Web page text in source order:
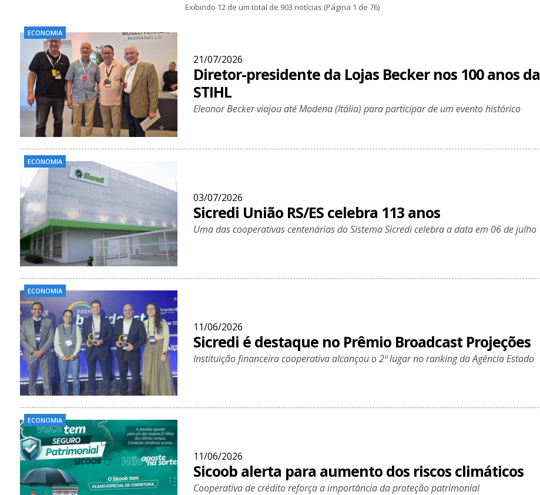
Exibindo 12 de um total de 903 notícias (Página 1 de 76)
ECONOMIA
21/07/2026
Diretor-presidente da Lojas Becker nos 100 anos da
STIHL
Eleonor Becker viajou até Modena (Itália) para participar de um evento histórico
ECONOMIA
03/07/2026
Sicredi União RS/ES celebra 113 anos
Uma das cooperativas centenárias do Sistema Sicredi celebra a data em 06 de julho
ECONOMIA
11/06/2026
Sicredi é destaque no Prêmio Broadcast Projeções
Instituição financeira cooperativa alcançou o 2º lugar no ranking da Agência Estado
ECONOMIA
11/06/2026
Sicoob alerta para aumento dos riscos climáticos
Cooperativa de crédito reforça a importância da proteção patrimonial